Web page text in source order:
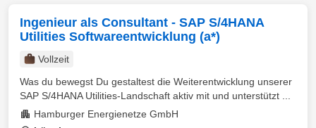
Ingenieur als Consultant - SAP S/4HANA
Utilities Softwareentwicklung (a*)
Vollzeit
Was du bewegst Du gestaltest die Weiterentwicklung unserer
SAP S/4HANA Utilities-Landschaft aktiv mit und unterstützt ...
Hamburger Energienetze GmbH